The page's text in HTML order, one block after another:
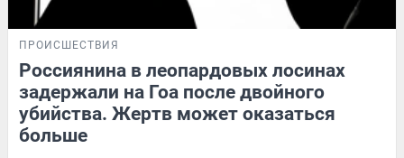
ПРОИСШЕСТВИЯ
Россиянина в леопардовых лосинах
задержали на Гоа после двойного
убийства. Жертв может оказаться
больше